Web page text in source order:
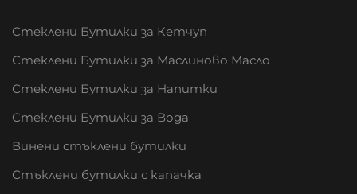
Стеклени Бутилки за Кетчуп
Стеклени Бутилки за Маслиново Масло
Стеклени Бутилки за Напитки
Стеклени Бутилки за Вода
Винени стъклени бутилки
Стъклени бутилки с капачка